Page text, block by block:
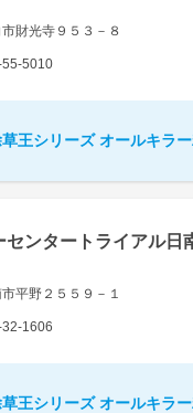
財光寺９５３－８
5010
王シリーズ オールキラ
センタートライアル日
平野２５５９－１
1606
王シリーズ オールキラ